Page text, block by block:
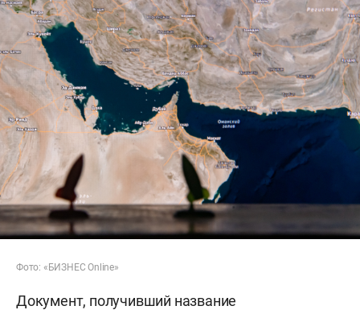
Фото: «БИЗНЕС Online»
Документ, получивший название